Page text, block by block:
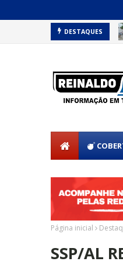
DESTAQUES
Página inicial
SSP/AL